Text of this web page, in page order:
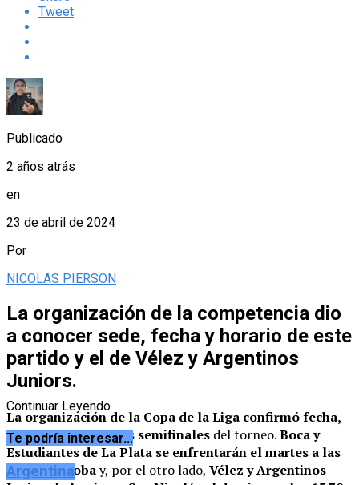
Tweet
Publicado
2 años atrás
en
23 de abril de 2024
Por
NICOLAS PIERSON
La organización de la competencia dio
a conocer sede, fecha y horario de este
partido y el de Vélez y Argentinos
Juniors.
La organización de la Copa de la Liga confirmó fecha,
sede y horario de las semifinales del torneo.Boca y
Estudiantes de La Plata se enfrentarán el martes a las
20 en Córdobay, por el otro lado, Vélez y Argentinos
Continuar Leyendo
Te podría interesar...
Argentina